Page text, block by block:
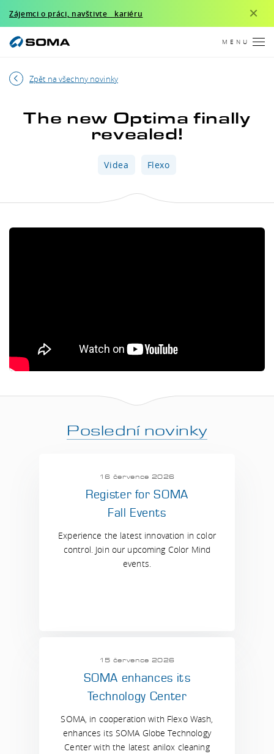
Zájemci o práci, navštivte kariéru ×
MENU
Zpět na všechny novinky
The new Optima finally
revealed!
Videa Flexo
Poslední novinky
16 července 2026
Register for SOMA
Fall Events
Experience the latest innovation in color
control. Join our upcoming Color Mind
events.
15 července 2026
SOMA enhances its
Technology Center
SOMA, in cooperation with Flexo Wash,
enhances its SOMA Globe Technology
Center with the latest anilox cleaning